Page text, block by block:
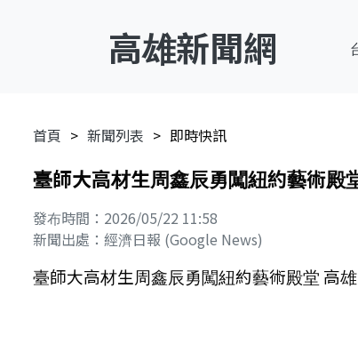
高雄新聞網
首頁 新聞列表 即時快訊
臺師大高材生周鑫辰勇闖紐約藝術殿
發布時間：2026/05/22 11:58
新聞出處：經濟日報 (Google News)
臺師大高材生周鑫辰勇闖紐約藝術殿堂 高